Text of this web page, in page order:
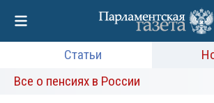
Статьи
Все о пенсиях в России